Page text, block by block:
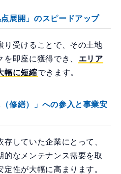
展開」のスピードアップ
り受けることで、その土地
即座に獲得でき、
エリア
幅に短縮できます。
（修繕）」への参入と事業安
していた企業にとって、
的なメンテナンス需要を取
性が大幅に高まります。